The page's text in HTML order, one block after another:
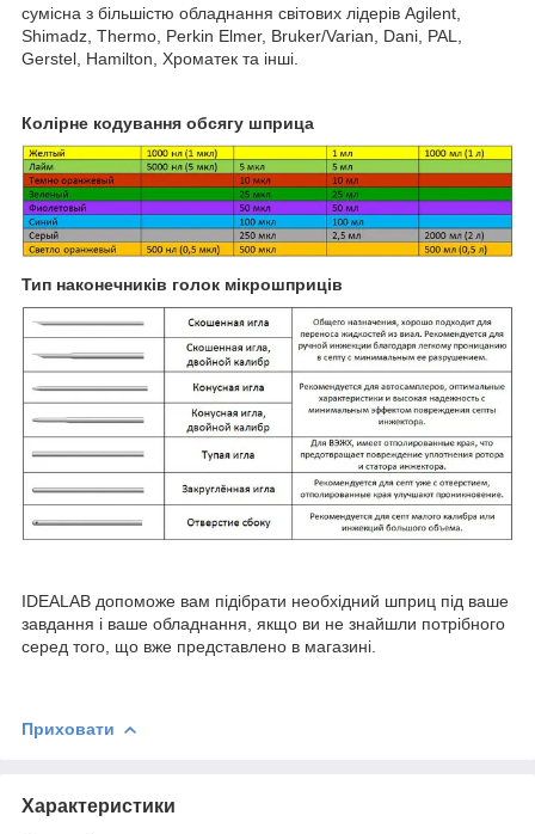
сумісна з більшістю обладнання світових лідерів Agilent,
Shimadz, Thermo, Perkin Elmer, Bruker/Varian, Dani, PAL,
Gerstel, Hamilton, Хроматек та інші.
Колірне кодування обсягу шприца
Тип наконечників голок мікрошприців
IDEALAB допоможе вам підібрати необхідний шприц під ваше
завдання і ваше обладнання, якщо ви не знайшли потрібного
серед того, що вже представлено в магазині.
Приховати
Характеристики